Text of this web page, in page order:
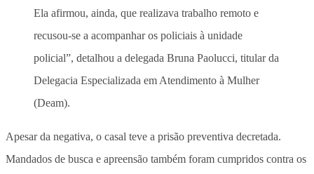
Ela afirmou, ainda, que realizava trabalho remoto e
recusou-se a acompanhar os policiais à unidade
policial”, detalhou a delegada Bruna Paolucci, titular da
Delegacia Especializada em Atendimento à Mulher
(Deam).
Apesar da negativa, o casal teve a prisão preventiva decretada.
Mandados de busca e apreensão também foram cumpridos contra os